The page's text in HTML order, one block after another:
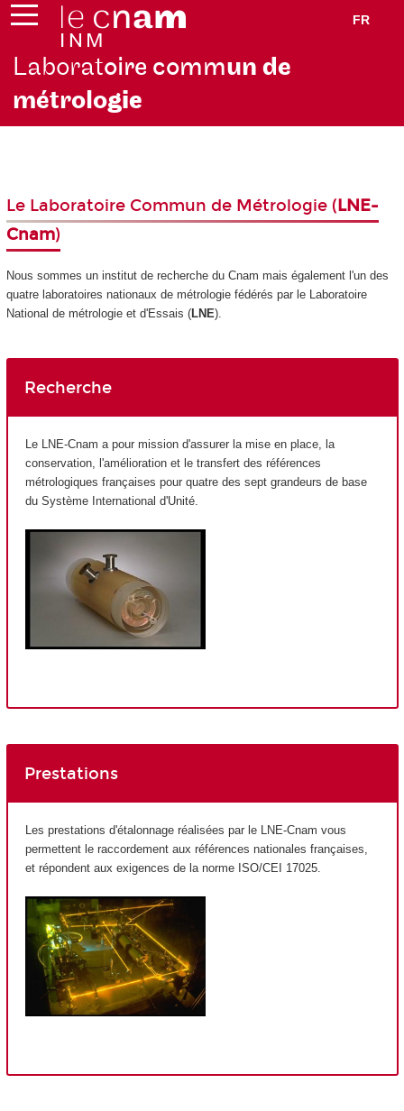
FR
Laboratoire commun de
métrologie
Le Laboratoire Commun de Métrologie (LNE-
Cnam)
Nous sommes un institut de recherche du Cnam mais également l'un des
quatre laboratoires nationaux de métrologie fédérés par le Laboratoire
National de métrologie et d'Essais (LNE).
Recherche
Le LNE-Cnam a pour mission d'assurer la mise en place, la
conservation, l'amélioration et le transfert des références
métrologiques françaises pour quatre des sept grandeurs de base
du Système International d'Unité.
Prestations
Les prestations d'étalonnage réalisées par le LNE-Cnam vous
permettent le raccordement aux références nationales françaises,
et répondent aux exigences de la norme ISO/CEI 17025.